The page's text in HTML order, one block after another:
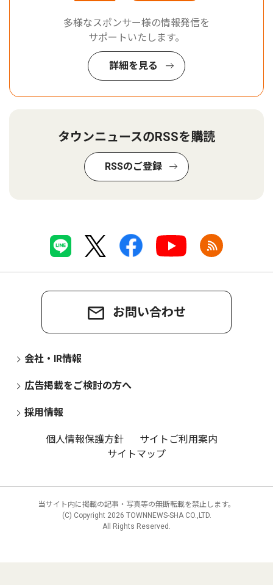
多様なスポンサー様の情報発信を
サポートいたします。
詳細を見る
タウンニュースのRSSを購読
RSSのご登録
お問い合わせ
会社・IR情報
広告掲載をご検討の方へ
採用情報
個人情報保護方針
サイトご利用案内
サイトマップ
当サイト内に掲載の記事・写真等の無断転載を禁止します。
(C) Copyright 2026 TOWNNEWS-SHA CO.,LTD.
All Rights Reserved.